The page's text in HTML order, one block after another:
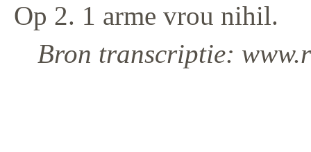
Op 2. 1 arme vrou nihil.
Bron transcriptie: